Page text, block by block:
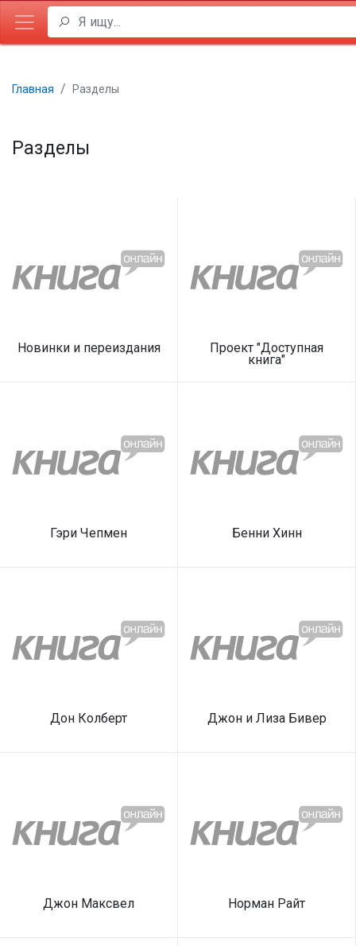
Главная Разделы
Разделы
Новинки и переиздания Проект "Доступная
книга"
Гэри Чепмен Бенни Хинн
Дон Колберт Джон и Лиза Бивер
Джон Максвел Норман Райт